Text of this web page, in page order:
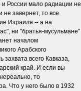
и России мало радиации не
не завернет, то все
Израиля -- а на
ни "братья-мусульмане"
началом
Арабского
захвата всего Кавказа,
край. И если вы
то
Что у него было в 1932